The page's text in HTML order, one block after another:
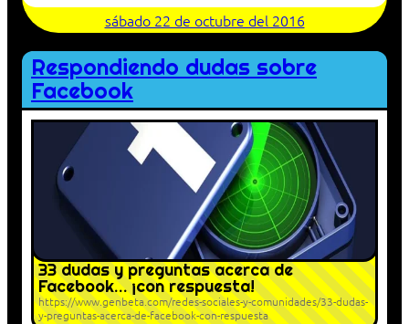
sábado 22 de octubre del 2016
Respondiendo dudas sobre
Facebook
33 dudas y preguntas acerca de
Facebook… ¡con respuesta!
https://www.genbeta.com/redes-sociales-y-comunidades/33-dudas-
y-preguntas-acerca-de-facebook-con-respuesta